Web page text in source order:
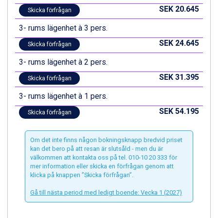
Canazei från 7.195 kr.
Livigno från 5.595 kr.
Ponte di Legno från 7.395 kr.
Sauze dOulx från 6.145 kr.
Alleghe från 8.545 kr.
Bad Gastein från 6.295 kr.
Arabba från 11.045 kr.
La Thuile från 7.045 kr.
Cervinia från 8.245 kr.
Bad Hofgastein från 8.595 kr.
Saalbach från 9.445 kr.
Sölden från 12.995 kr.
Passo Tonale från 5.895 kr.
Champoluc från 5.945 kr.
Sestriere från 6.945 kr.
Wagrain från 7.095 kr.
Ischgl från 11.295 kr.
Val Thorens från 8.395 kr.
Skicka förfrågan SEK 20.645
3- rums lägenhet à 3 pers.
Skicka förfrågan SEK 24.645
3- rums lägenhet à 2 pers.
Skicka förfrågan SEK 31.395
3- rums lägenhet à 1 pers.
Skicka förfrågan SEK 54.195
Om det inte finns någon bokningsknapp bredvid priset
kan det bero på att resan är slutsåld - men du är
välkommen att kontakta oss på tel. 010-10 20 333 för
mer information eller skicka en förfrågan genom att
klicka på knappen ”Skicka förfrågan”.
Gå till nästa period med ledigt boende: Vecka 1 (2027)